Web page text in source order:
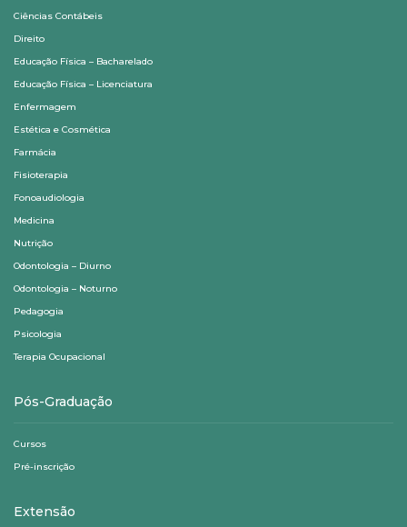
Ciências Contábeis
Direito
Educação Física – Bacharelado
Educação Física – Licenciatura
Enfermagem
Estética e Cosmética
Farmácia
Fisioterapia
Fonoaudiologia
Medicina
Nutrição
Odontologia – Diurno
Odontologia – Noturno
Pedagogia
Psicologia
Terapia Ocupacional
Pós-Graduação
Cursos
Pré-inscrição
Extensão